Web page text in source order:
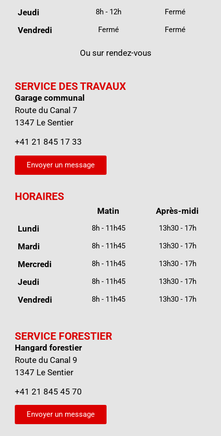
Jeudi 8h - 12h Fermé
Vendredi Fermé Fermé
Ou sur rendez-vous
SERVICE DES TRAVAUX
Garage communal
Route du Canal 7
1347 Le Sentier
+41 21 845 17 33
Envoyer un message
HORAIRES
Matin
Après-midi
Lundi
8h - 11h45 13h30 - 17h
Mardi 8h - 11h45 13h30 - 17h
Mercredi 8h - 11h45 13h30 - 17h
Jeudi 8h - 11h45 13h30 - 17h
Vendredi 8h - 11h45 13h30 - 17h
SERVICE FORESTIER
Hangard forestier
Route du Canal 9
1347 Le Sentier
+41 21 845 45 70
Envoyer un message